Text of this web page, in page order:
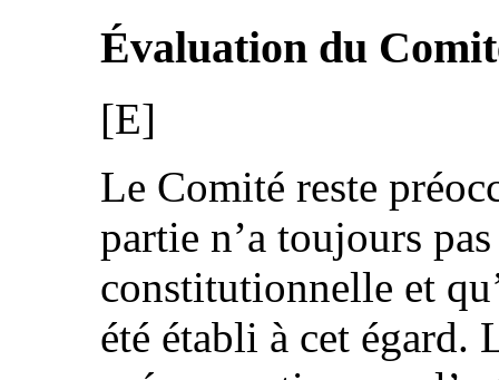
Évaluation du
[E]
Le Comité reste
partie n’a toujours
constitutionnelle et
été établi à cet égard.